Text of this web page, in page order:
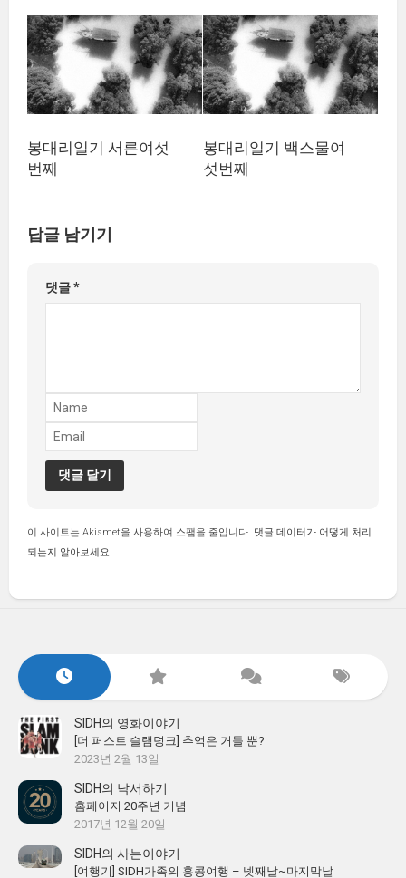
봉대리일기 서른여섯
번째
봉대리일기 백스물여
섯번째
답글 남기기
댓글*
이 사이트는 Akismet을 사용하여 스팸을 줄입니다. 댓글 데이터가 어떻게 처리
되는지 알아보세요.
SIDH의 영화이야기
[더 퍼스트 슬램덩크] 추억은 거들 뿐?
2023년 2월 13일
SIDH의 낙서하기
홈페이지 20주년 기념
2017년 12월 20일
SIDH의 사는이야기
[여행기] SIDH가족의 홍콩여행 – 넷째날~마지막날